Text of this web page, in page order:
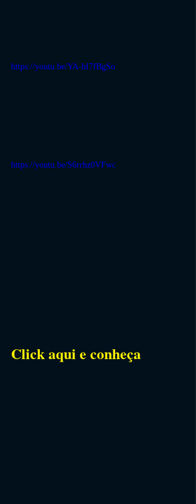
https://youtu.be/YA-hI7fBgSo
https://youtu.be/S6rrhz0VFwc
Click aqui e conheça